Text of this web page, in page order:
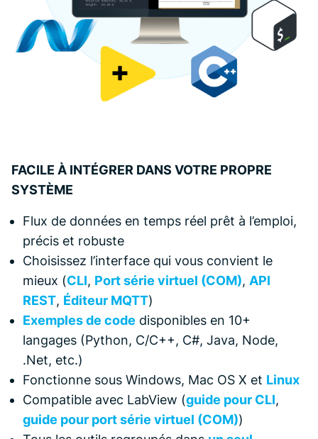
FACILE À INTÉGRER DANS VOTRE PROPRE
SYSTÈME
Flux de données en temps réel prêt à l’emploi,
précis et robuste
Choisissez l’interface qui vous convient le
mieux (CLI, Port série virtuel (COM), API
REST, Éditeur MQTT)
Exemples de code disponibles en 10+
langages (Python, C/C++, C#, Java, Node,
.Net, etc.)
Fonctionne sous Windows, Mac OS X et Linux
Compatible avec LabView (guide pour CLI,
guide pour port série virtuel (COM))